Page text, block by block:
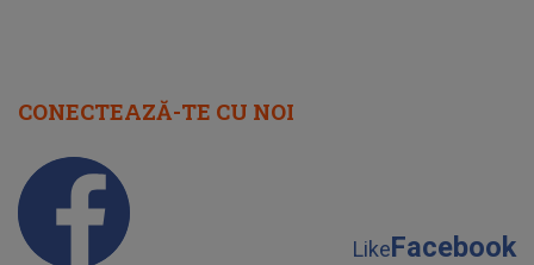
CONECTEAZĂ-TE CU NOI
LikeFacebook